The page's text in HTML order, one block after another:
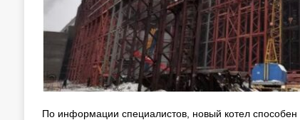
По информации специалистов, новый котел способен